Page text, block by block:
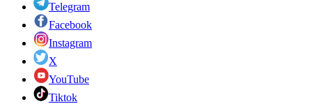
Telegram
Facebook
Instagram
X
YouTube
Tiktok